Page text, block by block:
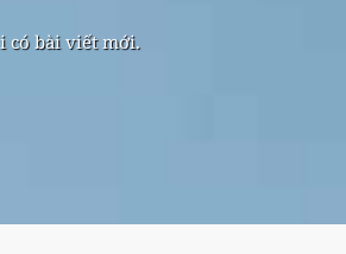
có bài viết mới.